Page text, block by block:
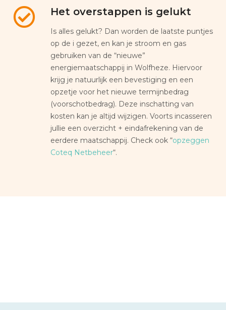
Het overstappen is gelukt
Is alles gelukt? Dan worden de laatste puntjes
op de i gezet, en kan je stroom en gas
gebruiken van de “nieuwe”
energiemaatschappij in Wolfheze. Hiervoor
krijg je natuurlijk een bevestiging en een
opzetje voor het nieuwe termijnbedrag
(voorschotbedrag). Deze inschatting van
kosten kan je altijd wijzigen. Voorts incasseren
jullie een overzicht + eindafrekening van de
eerdere maatschappij. Check ook “opzeggen
Coteq Netbeheer“.